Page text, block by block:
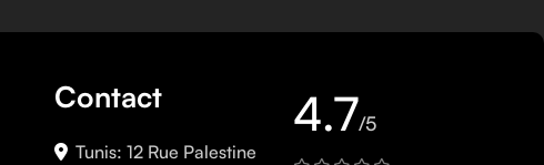
Contact
Tunis: 12 Rue Palestine
4.7/5